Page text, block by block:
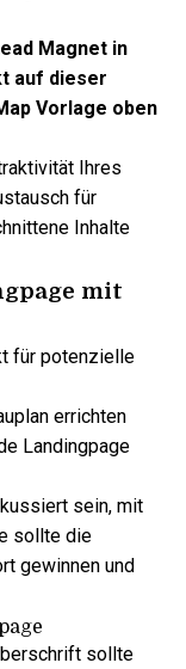
Magnet in
auf dieser
Vorlage oben
Ihres
für
Inhalte
mit
für potenzielle
errichten
Landingpage
sein, mit
sollte die
gewinnen und
sollte